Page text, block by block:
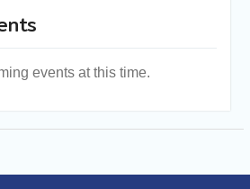
events at this time.